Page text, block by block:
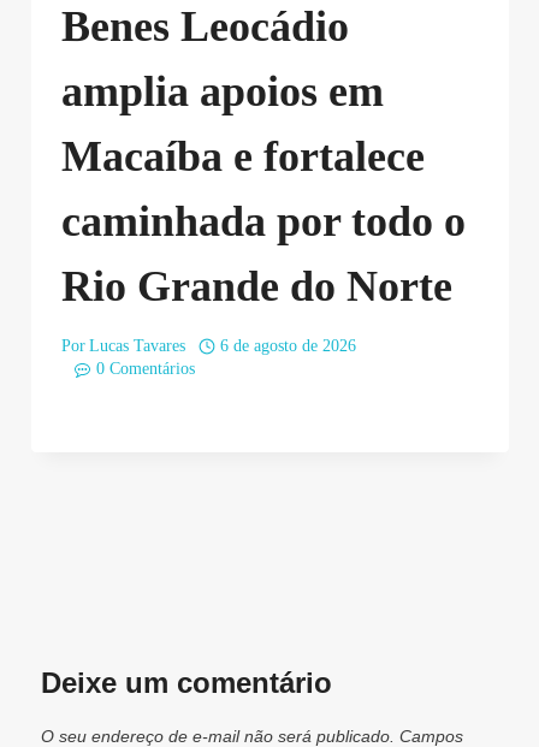
Benes Leocádio
amplia apoios em
Macaíba e fortalece
caminhada por todo o
Rio Grande do Norte
Por Lucas Tavares
6 de agosto de 2026
0 Comentários
Deixe um comentário
O seu endereço de e-mail não será publicado. Campos